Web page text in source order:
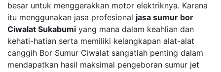
besar untuk menggerakkan motor elektriknya. Karena
itu menggunakan jasa profesional jasa sumur bor
Ciwalat Sukabumi yang mana dalam keahlian dan
kehati-hatian serta memiliki kelangkapan alat-alat
canggih Bor Sumur Ciwalat sangatlah penting dalam
mendapatkan hasil maksimal pengeboran sumur jet